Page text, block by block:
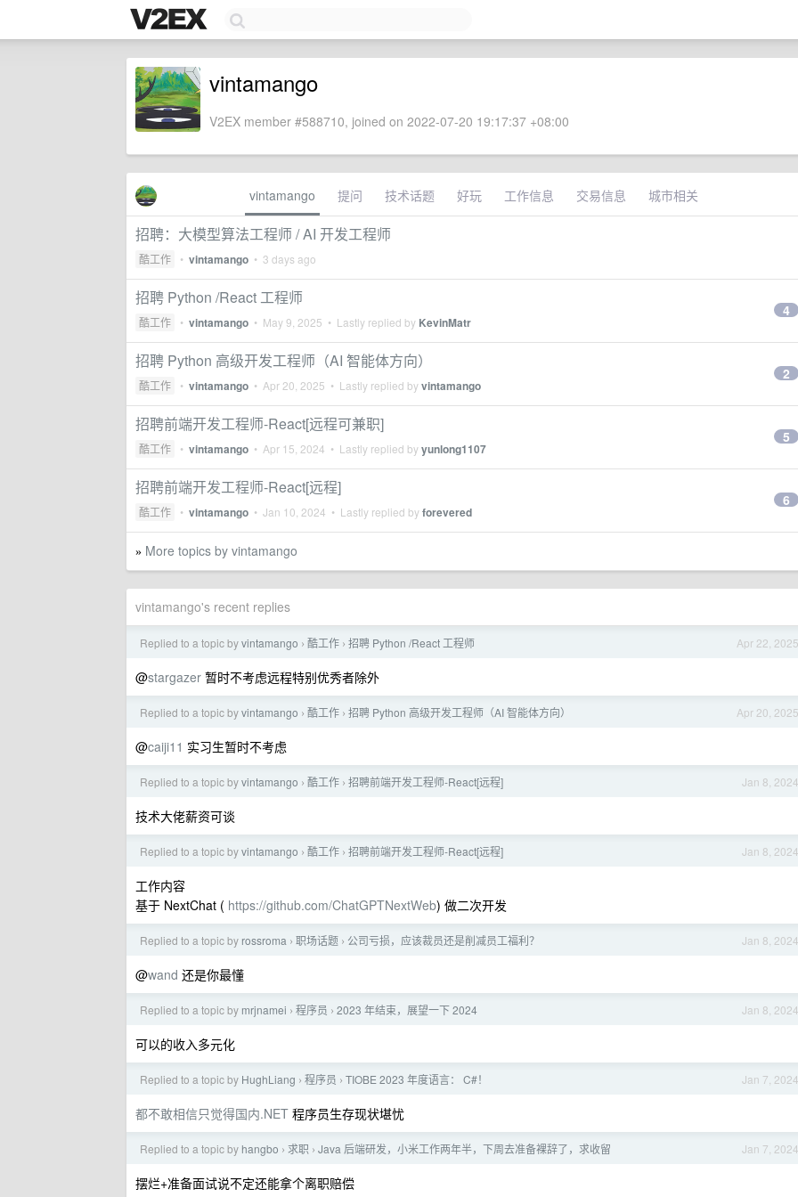
vintamango
V2EX member #588710, joined on 2022-07-20 19:17:37 +08:00
vintamango 提问 技术话题 好玩 工作信息 交易信息 城市相关
招聘：大模型算法工程师 / AI 开发工程师
酷工作 • vintamango • 3 days ago
招聘 Python /React 工程师
酷工作 • vintamango • May 9, 2025 • Lastly replied by KevinMatr
4
招聘 Python 高级开发工程师（AI 智能体方向）
酷工作 • vintamango • Apr 20, 2025 • Lastly replied byvintamango
2
招聘前端开发工程师-React[远程可兼职]
酷工作 • vintamango • Apr 15, 2024 • Lastly replied byyunlong1107
5
招聘前端开发工程师-React[远程]
酷工作 • vintamango • Jan 10, 2024 • Lastly replied byforevered
6
» More topics by vintamango
vintamango's recent replies
Apr 22, 2025
Replied to a topic byvintamango › 酷工作 › 招聘 Python /React 工程师
@stargazer 暂时不考虑远程特别优秀者除外
Apr 20, 2025
Replied to a topic byvintamango › 酷工作 › 招聘 Python 高级开发工程师（AI 智能体方向）
@caiji11 实习生暂时不考虑
Jan 8, 2024
Replied to a topic byvintamango › 酷工作 › 招聘前端开发工程师-React[远程]
技术大佬薪资可谈
Jan 8, 2024
Replied to a topic byvintamango › 酷工作 › 招聘前端开发工程师-React[远程]
工作内容
基于 NextChat ( https://github.com/ChatGPTNextWeb) 做二次开发
Jan 8, 2024
Replied to a topic by rossroma › 职场话题 › 公司亏损，应该裁员还是削减员工福利？
@wand 还是你最懂
Jan 8, 2024
Replied to a topic by mrjnamei › 程序员 › 2023 年结束，展望一下 2024
可以的收入多元化
Jan 7, 2024
Replied to a topic by HughLiang › 程序员 › TIOBE 2023 年度语言： C#！
都不敢相信只觉得国内.NET 程序员生存现状堪忧
Jan 7, 2024
Replied to a topic by hangbo › 求职 › Java 后端研发，小米工作两年半，下周去准备裸辞了，求收留
摆烂+准备面试说不定还能拿个离职赔偿